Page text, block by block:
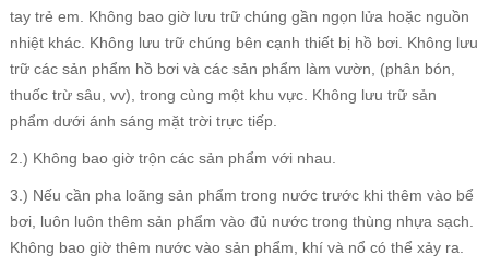
tay trẻ em. Không bao giờ lưu trữ chúng gần ngọn lửa hoặc nguồn
nhiệt khác. Không lưu trữ chúng bên cạnh thiết bị hồ bơi. Không lưu
trữ các sản phẩm hồ bơi và các sản phẩm làm vườn, (phân bón,
thuốc trừ sâu, vv), trong cùng một khu vực. Không lưu trữ sản
phẩm dưới ánh sáng mặt trời trực tiếp.
2.) Không bao giờ trộn các sản phẩm với nhau.
3.) Nếu cần pha loãng sản phẩm trong nước trước khi thêm vào bể
bơi, luôn luôn thêm sản phẩm vào đủ nước trong thùng nhựa sạch.
Không bao giờ thêm nước vào sản phẩm, khí và nổ có thể xảy ra.